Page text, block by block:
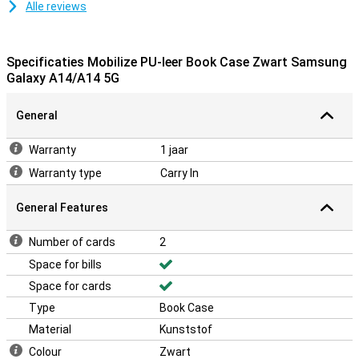
Alle reviews
Specificaties Mobilize PU-leer Book Case Zwart Samsung
Galaxy A14/A14 5G
General
Warranty
1 jaar
Warranty type
Carry In
General Features
Number of cards
2
Space for bills
Space for cards
Type
Book Case
Material
Kunststof
Colour
Zwart